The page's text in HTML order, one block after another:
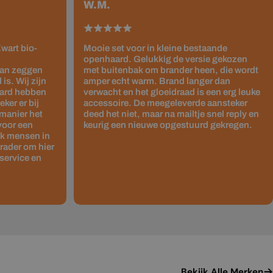
bio-
zeggen
is. Wij zijn
hebben
er bij
het
een
mensen in
om hier
en
W.M.
Mooie set voor in kleine bestaande
openhaard. Gelukkig de versie gekozen
met buitenbak om brander heen, die wordt
amper echt warm. Brand langer dan
verwacht en het gloeidraad is een erg leuke
accessoire. De meegeleverde aansteker
deed het niet, maar na mailtje snel reply en
keurig een nieuwe opgestuurd gekregen.